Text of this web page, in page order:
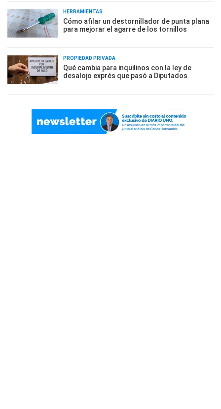
HERRAMIENTAS
Cómo afilar un destornillador de punta plana
para mejorar el agarre de los tornillos
PROPIEDAD PRIVADA
Qué cambia para inquilinos con la ley de
desalojo exprés que pasó a Diputados